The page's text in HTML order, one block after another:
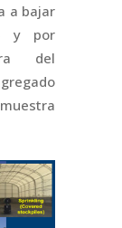
a bajar
y por
del